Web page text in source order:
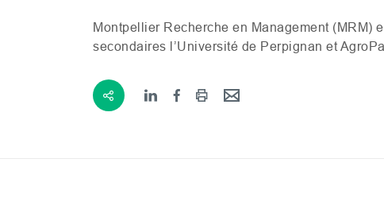
Montpellier Recherche en Management (MRM)
secondaires l’Université de Perpignan et